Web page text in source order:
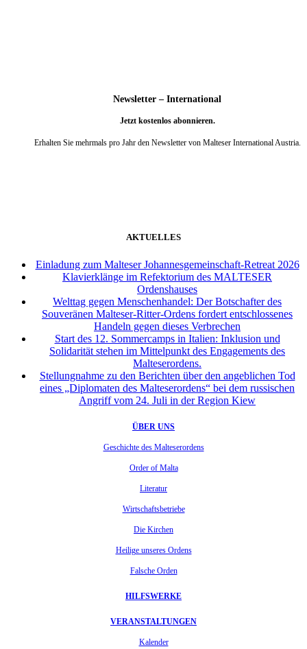
Newsletter – International
Jetzt kostenlos abonnieren.
Erhalten Sie mehrmals pro Jahr den Newsletter von Malteser International Austria.
AKTUELLES
Einladung zum Malteser Johannesgemeinschaft-Retreat 2026
Klavierklänge im Refektorium des MALTESER
Ordenshauses
Welttag gegen Menschenhandel: Der Botschafter des
Souveränen Malteser-Ritter-Ordens fordert entschlossenes
Handeln gegen dieses Verbrechen
Start des 12. Sommercamps in Italien: Inklusion und
Solidarität stehen im Mittelpunkt des Engagements des
Malteserordens.
Stellungnahme zu den Berichten über den angeblichen Tod
eines „Diplomaten des Malteserordens“ bei dem russischen
Angriff vom 24. Juli in der Region Kiew
ÜBER UNS
Geschichte des Malteserordens
Order of Malta
Literatur
Wirtschaftsbetriebe
Die Kirchen
Heilige unseres Ordens
Falsche Orden
HILFSWERKE
VERANSTALTUNGEN
Kalender